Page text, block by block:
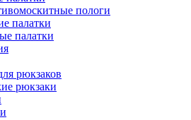
пологи
палатки
палатки
рюкзаков
рюкзаки